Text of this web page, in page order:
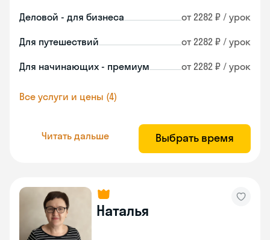
Деловой - для бизнеса от 2282 ₽ / урок
Для путешествий от 2282 ₽ / урок
Для начинающих - премиум от 2282 ₽ / урок
Все услуги и цены (4)
Читать дальше Выбрать время
Наталья